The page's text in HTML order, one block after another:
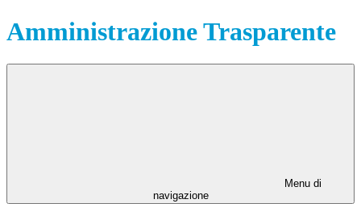
Amministrazione Trasparente
Menu di
navigazione